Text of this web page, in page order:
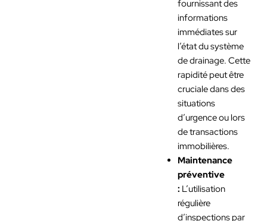
fournissant des
informations
immédiates sur
l’état du système
de drainage. Cette
rapidité peut être
cruciale dans des
situations
d’urgence ou lors
de transactions
immobilières.
Maintenance
préventive
: L’utilisation
régulière
d’inspections par